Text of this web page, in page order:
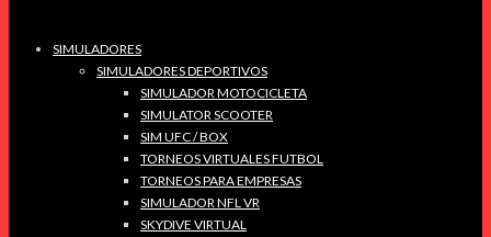
SIMULADORES
SIMULADORES DEPORTIVOS
SIMULADOR MOTOCICLETA
SIMULATOR SCOOTER
SIM UFC / BOX
TORNEOS VIRTUALES FUTBOL
TORNEOS PARA EMPRESAS
SIMULADOR NFL VR
SKYDIVE VIRTUAL